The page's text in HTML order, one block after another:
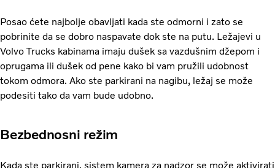
Posao ćete najbolje obavljati kada ste odmorni i zato se
pobrinite da se dobro naspavate dok ste na putu. Ležajevi u
Volvo Trucks kabinama imaju dušek sa vazdušnim džepom i
oprugama ili dušek od pene kako bi vam pružili udobnost
tokom odmora. Ako ste parkirani na nagibu, ležaj se može
podesiti tako da vam bude udobno.
Bezbednosni režim
Kada ste parkirani, sistem kamera za nadzor se može aktivirati